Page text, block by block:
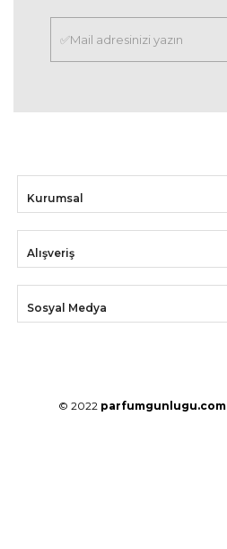
Kurumsal
Alışveriş
Sosyal Medya
© 2022 parfumgunlugu.com